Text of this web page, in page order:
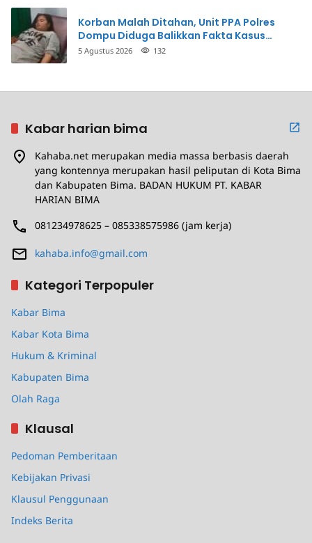
Korban Malah Ditahan, Unit PPA Polres
Dompu Diduga Balikkan Fakta Kasus
Penganiayaan
5 Agustus 2026 132
Kabar harian bima
Kahaba.net merupakan media massa berbasis daerah
yang kontennya merupakan hasil peliputan di Kota Bima
dan Kabupaten Bima. BADAN HUKUM PT. KABAR
HARIAN BIMA
081234978625 – 085338575986 (jam kerja)
kahaba.info@gmail.com
Kategori Terpopuler
Kabar Bima
Kabar Kota Bima
Hukum & Kriminal
Kabupaten Bima
Olah Raga
Klausal
Pedoman Pemberitaan
Kebijakan Privasi
Klausul Penggunaan
Indeks Berita